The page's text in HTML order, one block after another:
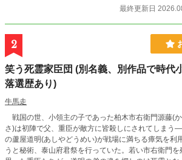
最終更新日
2
笑う死霊家臣団 (別名義、別作品で時代
落選歴あり)
牛馬走
戦国の世、小領主の子であった柏木市右衛門源藤(
さ)は初陣で父、重臣が敵方に皆殺しにされてしま
の蘆屋道明(あしやどうめい)が戦場に満ちる瘴気を利
うと秘術、泰山府君祭を行っていた。若い市右衛門